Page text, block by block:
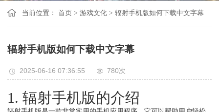
当前位置： 首页 > 游戏文化 > 辐射手机版如何下载中文字幕
辐射手机版如何下载中文字幕
2025-06-16 07:36:55 780次
1. 辐射手机版的介绍